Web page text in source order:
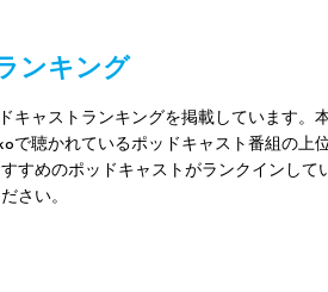
ンキング
キャストランキングを掲載しています。
で聴かれているポッドキャスト番組の上
すめのポッドキャストがランクインして
さい。
そこそこ頑張る20代女子の海外
外での暮らしや働き方、日本への帰国な
だ20代女子2人が本音で語り合う番組。海
いから日々の気づきまで、共感と気づき